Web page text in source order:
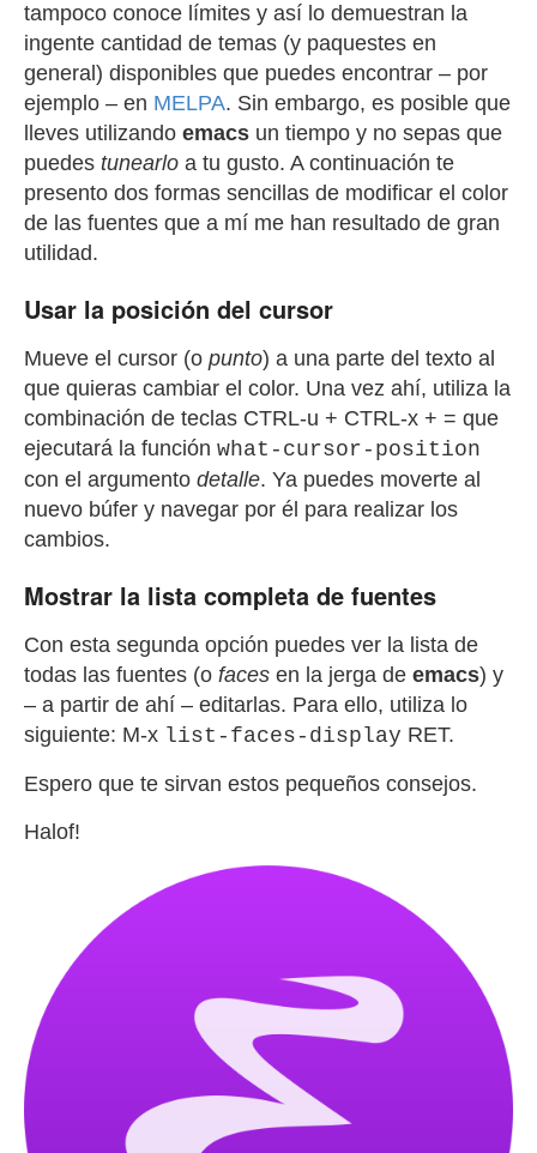
tampoco conoce límites y así lo demuestran la
ingente cantidad de temas (y paquestes en
general) disponibles que puedes encontrar – por
ejemplo – en MELPA. Sin embargo, es posible que
lleves utilizando emacs un tiempo y no sepas que
puedes tunearlo a tu gusto. A continuación te
presento dos formas sencillas de modificar el color
de las fuentes que a mí me han resultado de gran
utilidad.
Usar la posición del cursor
Mueve el cursor (o punto) a una parte del texto al
que quieras cambiar el color. Una vez ahí, utiliza la
combinación de teclas CTRL-u + CTRL-x + = que
ejecutará la función what-cursor-position
con el argumento detalle. Ya puedes moverte al
nuevo búfer y navegar por él para realizar los
cambios.
Mostrar la lista completa de fuentes
Con esta segunda opción puedes ver la lista de
todas las fuentes (o faces en la jerga de emacs) y
– a partir de ahí – editarlas. Para ello, utiliza lo
siguiente: M-x list-faces-display RET.
Espero que te sirvan estos pequeños consejos.
Halof!